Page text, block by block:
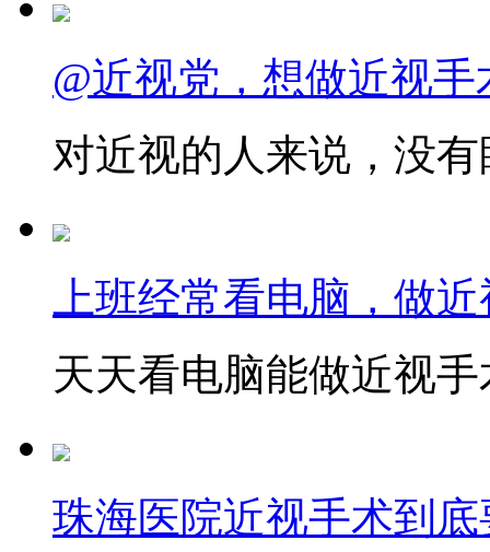
@近视党，想做近视
对近视的人来说，没
上班经常看电脑，做
天天看电脑能做近视
珠海医院近视手术到